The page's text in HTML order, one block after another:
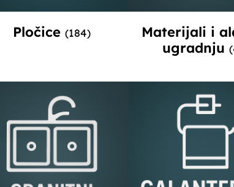
Pločice (184)
Materijali i
ugradnju